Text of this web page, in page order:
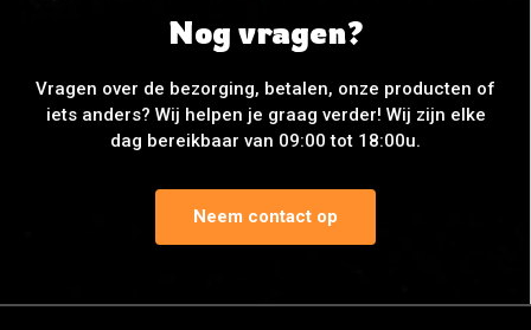
Nog vragen?
Vragen over de bezorging, betalen, onze producten of
iets anders? Wij helpen je graag verder! Wij zijn elke
dag bereikbaar van 09:00 tot 18:00u.
Neem contact op